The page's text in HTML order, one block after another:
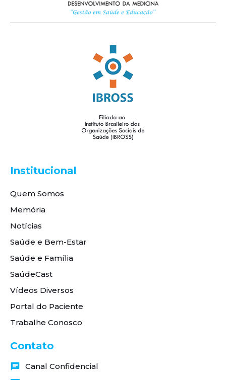
Institucional
Quem Somos
Memória
Notícias
Saúde e Bem-Estar
Saúde e Família
SaúdeCast
Vídeos Diversos
Portal do Paciente
Trabalhe Conosco
Contato
Canal Confidencial